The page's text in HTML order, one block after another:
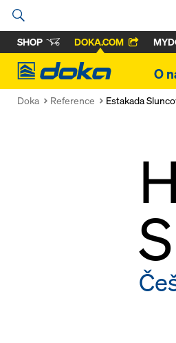
SHOP DOKA.COM
Doka
O
Doka Reference Estakada